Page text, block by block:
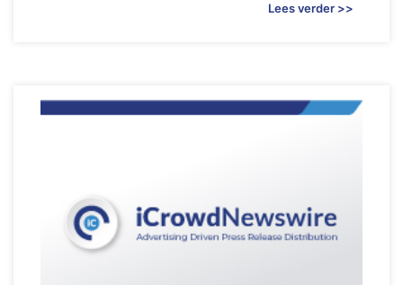
Lees verder >>